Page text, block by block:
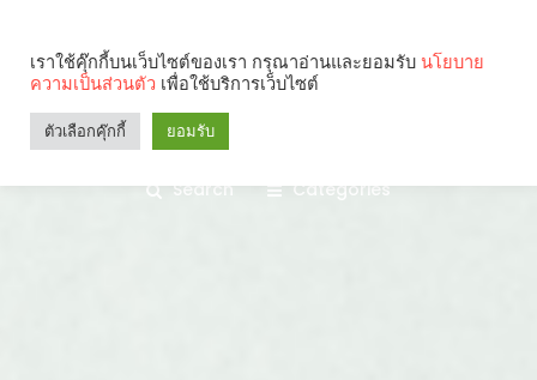
Search Categories
เราใช้คุ๊กกี้บนเว็บไซต์ของเรา กรุณาอ่านและยอมรับ นโยบาย
ความเป็นส่วนตัว เพื่อใช้บริการเว็บไซต์
ตัวเลือกคุ๊กกี้ ยอมรับ